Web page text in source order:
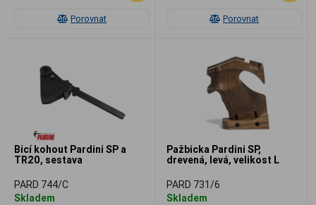
Porovnat Porovnat
Bicí kohout Pardini SP a
TR20, sestava
PARD 744/C
Skladem
Pažbicka Pardini SP,
drevená, levá, velikost L
PARD 731/6
Skladem